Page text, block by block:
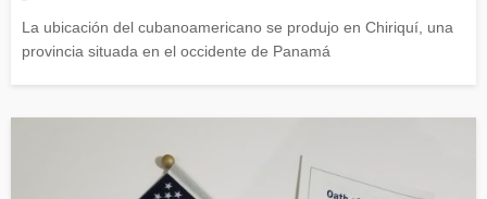
La ubicación del cubanoamericano se produjo en Chiriquí, una
provincia situada en el occidente de Panamá